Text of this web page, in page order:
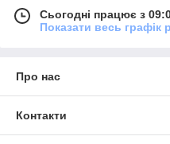
Сьогодні працює з
Показати весь графік
Про нас
Контакти